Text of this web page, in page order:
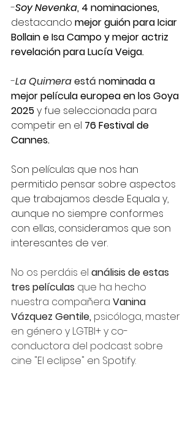
-Soy Nevenka, 4 nominaciones,
destacando mejor guión para Iciar
Bollain e Isa Campo y mejor actriz
revelación para Lucía Veiga.
-La Quimeraestá nominada a
mejor película europea en los Goya
2025 y fue seleccionada para
competir en el 76 Festival de
Cannes.
Son películas que nos han
permitido pensar sobre aspectos
que trabajamos desde Equala y,
aunque no siempre conformes
con ellas, consideramos que son
interesantes de ver.
No os perdáis el análisis de estas
tres películas que ha hecho
nuestra compañera Vanina
Vázquez Gentile, psicóloga, master
en género y LGTBI+ y co-
conductora del podcast sobre
cine "El eclipse" en Spotify.